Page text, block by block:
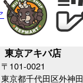
東京アキバ店
〒101-0021
東京都千代田区外神田